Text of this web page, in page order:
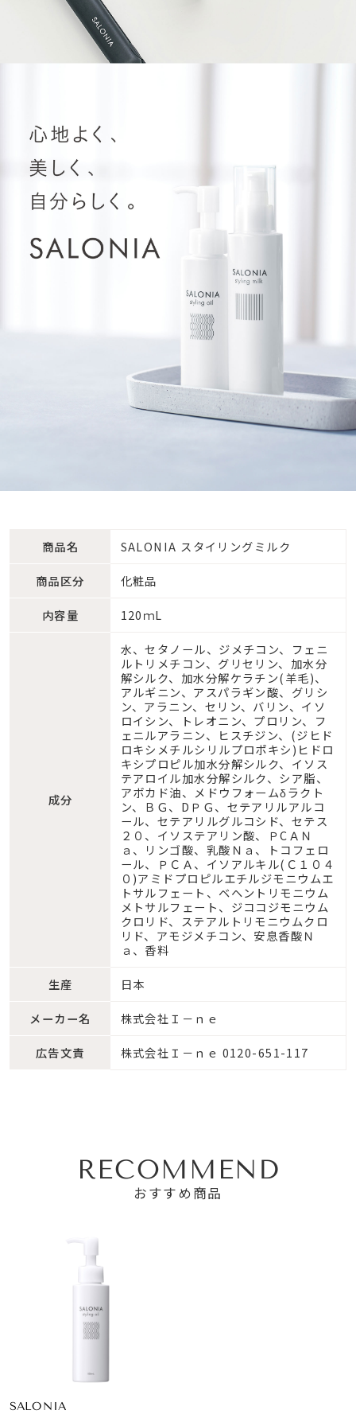
商品名 SALONIA スタイリングミルク
商品区分 化粧品
内容量 120ｍL
成分
水、セタノール、ジメチコン、フェニ
ルトリメチコン、グリセリン、加水分
解シルク、加水分解ケラチン(羊毛)、
アルギニン、アスパラギン酸、グリシ
ン、アラニン、セリン、バリン、イソ
ロイシン、トレオニン、プロリン、フ
ェニルアラニン、ヒスチジン、(ジヒド
ロキシメチルシリルプロポキシ)ヒドロ
キシプロピル加水分解シルク、イソス
テアロイル加水分解シルク、シア脂、
アボカド油、メドウフォームδラクト
ン、ＢＧ、DＰＧ、セテアリルアルコ
ール、セテアリルグルコシド、セテス
２０、イソステアリン酸、ＰCＡＮ
ａ、リンゴ酸、乳酸Ｎａ、トコフェロ
ール、ＰＣＡ、イソアルキル(Ｃ１０４
０)アミドプロピルエチルジモニウムエ
トサルフェート、ベヘントリモニウム
メトサルフェート、ジココジモニウム
クロリド、ステアルトリモニウムクロ
リド、アモジメチコン、安息香酸Ｎ
ａ、香料
生産 日本
メーカー名 株式会社Ｉ－ｎｅ
広告文責 株式会社Ｉ－ｎｅ 0120-651-117
RECOMMEND
おすすめ商品
SALONIA